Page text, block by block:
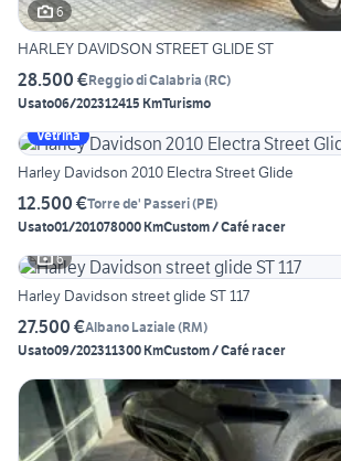
6
HARLEY DAVIDSON STREET GLIDE ST
28.500 €Reggio di Calabria (RC)
Usato06/202312415 KmTurismo
Vetrina
Harley Davidson 2010 Electra Street Glide
12.500 €Torre de' Passeri(PE)
Usato01/201078000 KmCustom / Café racer
6
Harley Davidson street glide ST 117
27.500 €Albano Laziale(RM)
Usato09/202311300 KmCustom / Café racer